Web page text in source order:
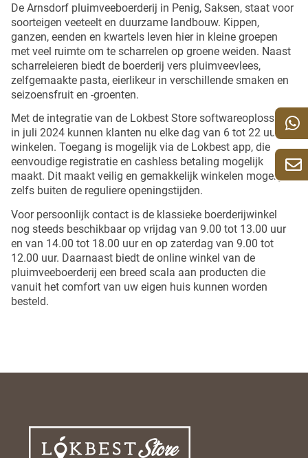
De Arnsdorf pluimveeboerderij in Penig, Saksen, staat voor
soorteigen veeteelt en duurzame landbouw. Kippen,
ganzen, eenden en kwartels leven hier in kleine groepen
met veel ruimte om te scharrelen op groene weiden. Naast
scharreleieren biedt de boerderij vers pluimveevlees,
zelfgemaakte pasta, eierlikeur in verschillende smaken en
seizoensfruit en -groenten.
Met de integratie van de Lokbest Store softwareoplossing
in juli 2024 kunnen klanten nu elke dag van 6 tot 22 uur
winkelen. Toegang is mogelijk via de Lokbest app, die
eenvoudige registratie en cashless betaling mogelijk
maakt. Dit maakt veilig en gemakkelijk winkelen mogelijk,
zelfs buiten de reguliere openingstijden.
Voor persoonlijk contact is de klassieke boerderijwinkel
nog steeds beschikbaar op vrijdag van 9.00 tot 13.00 uur
en van 14.00 tot 18.00 uur en op zaterdag van 9.00 tot
12.00 uur. Daarnaast biedt de online winkel van de
pluimveeboerderij een breed scala aan producten die
vanuit het comfort van uw eigen huis kunnen worden
besteld.